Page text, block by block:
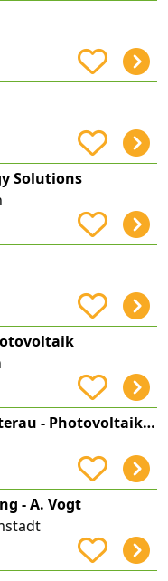
Solutions
enerix Gießen-Wetterau - Photovoltaik & Stromspeicher
- A. Vogt